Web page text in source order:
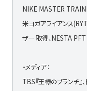
NIKE MASTER
米ヨガアライアンス
ザー 取得、NESTA
・メディア：
TBS『王様のブランチ』、